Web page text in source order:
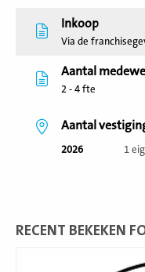
Inkoop
Via de
Aantal
2 - 4 fte
Aantal
2026 1
RECENT BEKEKEN